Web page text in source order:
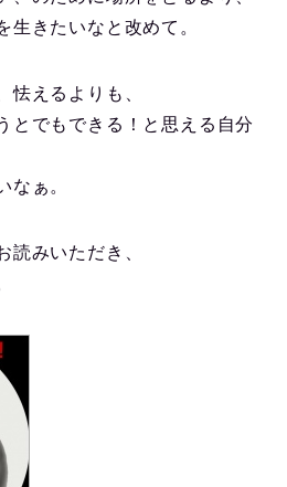
生きたいなと改めて。
怯えるよりも、
とでもできる！と思える自分
なぁ。
読みいただき、